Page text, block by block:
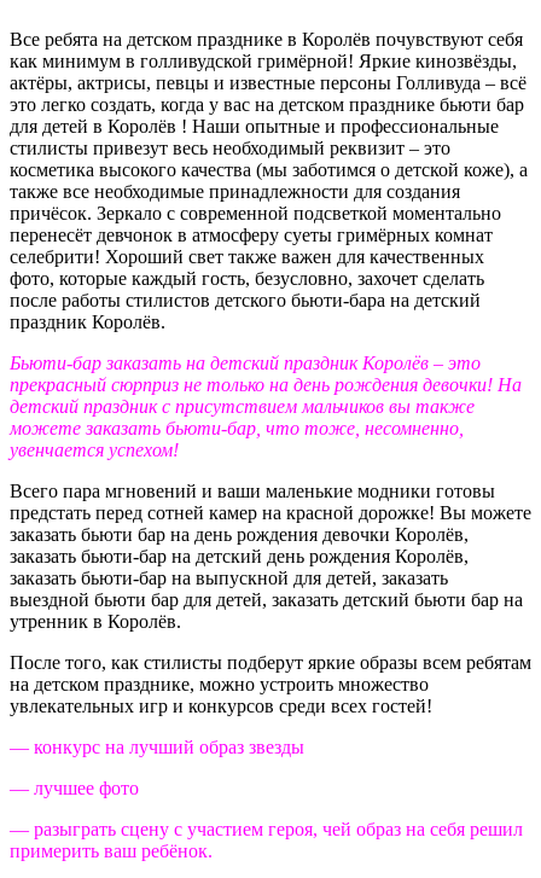
Все ребята на детском празднике в Королёв почувствуют себя
как минимум в голливудской гримёрной! Яркие кинозвёзды,
актёры, актрисы, певцы и известные персоны Голливуда – всё
это легко создать, когда у вас на детском празднике бьюти бар
для детей в Королёв ! Наши опытные и профессиональные
стилисты привезут весь необходимый реквизит – это
косметика высокого качества (мы заботимся о детской коже), а
также все необходимые принадлежности для создания
причёсок. Зеркало с современной подсветкой моментально
перенесёт девчонок в атмосферу суеты гримёрных комнат
селебрити! Хороший свет также важен для качественных
фото, которые каждый гость, безусловно, захочет сделать
после работы стилистов детского бьюти-бара на детский
праздник Королёв.
Бьюти-бар заказать на детский праздник Королёв – это
прекрасный сюрприз не только на день рождения девочки! На
детский праздник с присутствием мальчиков вы также
можете заказать бьюти-бар, что тоже, несомненно,
увенчается успехом!
Всего пара мгновений и ваши маленькие модники готовы
предстать перед сотней камер на красной дорожке! Вы можете
заказать бьюти бар на день рождения девочки Королёв,
заказать бьюти-бар на детский день рождения Королёв,
заказать бьюти-бар на выпускной для детей, заказать
выездной бьюти бар для детей, заказать детский бьюти бар на
утренник в Королёв.
После того, как стилисты подберут яркие образы всем ребятам
на детском празднике, можно устроить множество
увлекательных игр и конкурсов среди всех гостей!
— конкурс на лучший образ звезды
— лучшее фото
— разыграть сцену с участием героя, чей образ на себя решил
примерить ваш ребёнок.